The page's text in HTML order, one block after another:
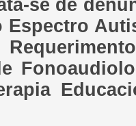
se de